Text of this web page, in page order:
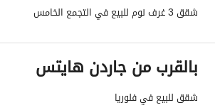
شقق 3 غرف نوم للبيع في التجمع الخامس
بالقرب من جاردن هايتس
شقق للبيع في فلوريا